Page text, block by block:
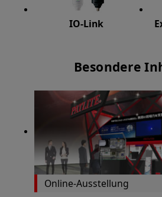
IO-Link
Besondere
Online-Ausstellung